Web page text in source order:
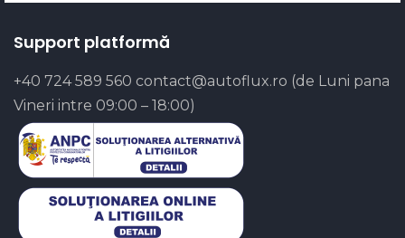
Support platformă
+40 724 589 560 contact@autoflux.ro (de Luni pana
Vineri intre 09:00 – 18:00)